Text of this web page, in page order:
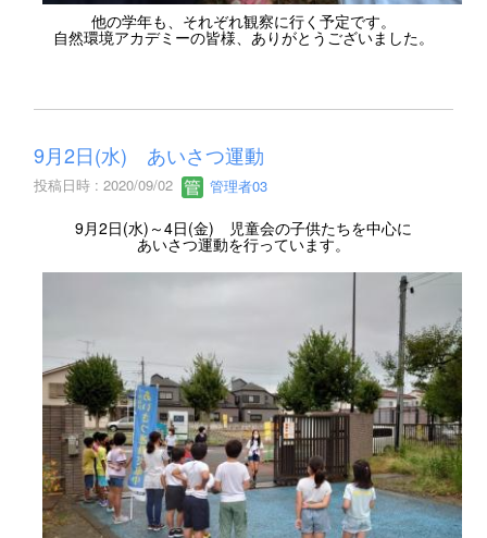
他の学年も、それぞれ観察に行く予定です。
自然環境アカデミーの皆様、ありがとうございました。
9月2日(水) あいさつ運動
投稿日時 : 2020/09/02 管理者03
9月2日(水)～4日(金) 児童会の子供たちを中心に
あいさつ運動を行っています。